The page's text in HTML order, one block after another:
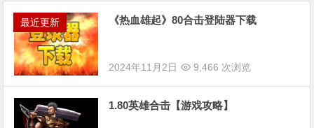
最近更新 《热血雄起》80合击登陆器下载
2024年11月2日 9,466 次浏览
1.80英雄合击【游戏攻略】